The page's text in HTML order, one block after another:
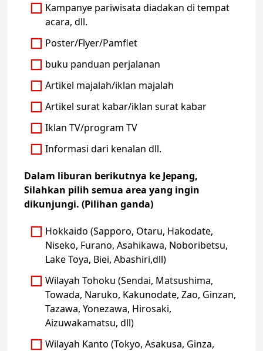
Kampanye pariwisata diadakan di tempat
acara, dll.
Poster/Flyer/Pamflet
buku panduan perjalanan
Artikel majalah/iklan majalah
Artikel surat kabar/iklan surat kabar
Iklan TV/program TV
Informasi dari kenalan dll.
Dalam liburan berikutnya ke Jepang,
Silahkan pilih semua area yang ingin
dikunjungi. (Pilihan ganda)
Hokkaido (Sapporo, Otaru, Hakodate,
Niseko, Furano, Asahikawa, Noboribetsu,
Lake Toya, Biei, Abashiri,dll)
Wilayah Tohoku (Sendai, Matsushima,
Towada, Naruko, Kakunodate, Zao, Ginzan,
Tazawa, Yonezawa, Hirosaki,
Aizuwakamatsu, dll)
Wilayah Kanto (Tokyo, Asakusa, Ginza,